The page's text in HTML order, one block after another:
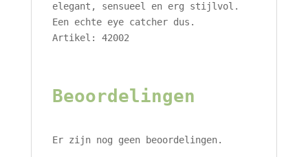
elegant, sensueel en erg stijlvol.
Een echte eye catcher dus.
Artikel: 42002
Beoordelingen
Er zijn nog geen beoordelingen.